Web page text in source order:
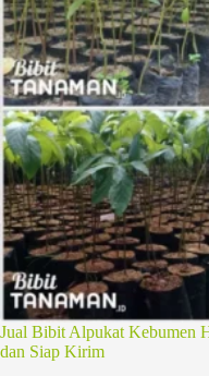
Jual Bibit Alpukat Kebumen
dan Siap Kirim